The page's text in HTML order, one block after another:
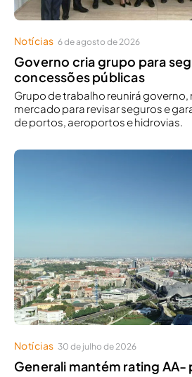
Notícias 6 de agosto de 2026
Governo cria grupo para
concessões públicas
Grupo de trabalho reunirá governo,
mercado para revisar seguros e
de portos, aeroportos e hidrovias.
Notícias 30 de julho de 2026
Generali mantém rating AA-